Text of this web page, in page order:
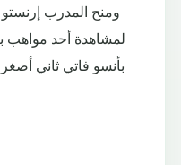
ومنح المدرب
لمشاهدة أحد مواهب